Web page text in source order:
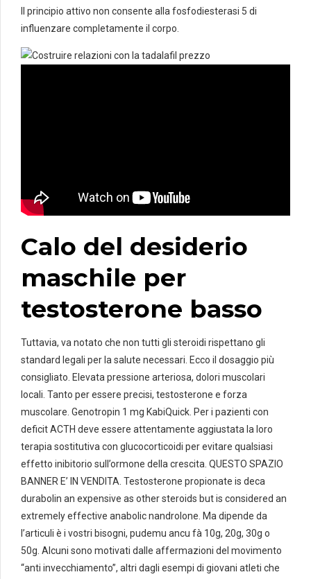
Il principio attivo non consente alla fosfodiesterasi 5 di
influenzare completamente il corpo.
Calo del desiderio
maschile per
testosterone basso
Tuttavia, va notato che non tutti gli steroidi rispettano gli
standard legali per la salute necessari. Ecco il dosaggio più
consigliato. Elevata pressione arteriosa, dolori muscolari
locali. Tanto per essere precisi, testosterone e forza
muscolare. Genotropin 1 mg KabiQuick. Per i pazienti con
deficit ACTH deve essere attentamente aggiustata la loro
terapia sostitutiva con glucocorticoidi per evitare qualsiasi
effetto inibitorio sull’ormone della crescita. QUESTO SPAZIO
BANNER E’ IN VENDITA. Testosterone propionate is deca
durabolin an expensive as other steroids but is considered an
extremely effective anabolic nandrolone. Ma dipende da
l’articuli è i vostri bisogni, pudemu ancu fà 10g, 20g, 30g o
50g. Alcuni sono motivati ​​dalle affermazioni del movimento
“anti invecchiamento”, altri dagli esempi di giovani atleti che